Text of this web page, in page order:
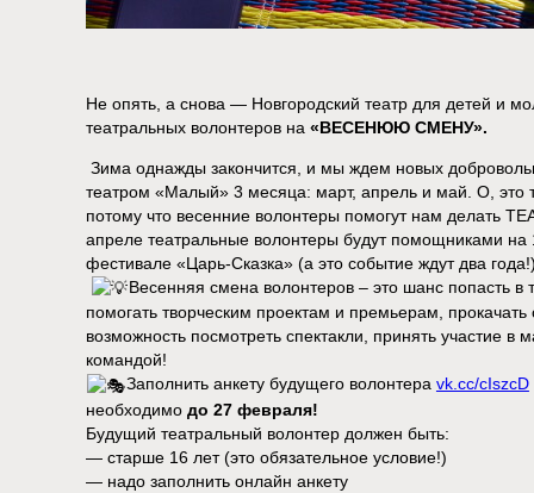
Не опять, а снова — Новгородский театр для детей и
театральных волонтеров на «ВЕСЕНЮЮ СМЕНУ».
Зима однажды закончится, и мы ждем новых
театром «Малый» 3 месяца: март, апрель и май. О, это
потому что весенние волонтеры помогут нам
апреле театральные волонтеры будут помощниками
фестивале «Царь-Сказка» (а это событие ждут два
Весенняя смена волонтеров – это шанс
помогать творческим проектам и премьерам,
возможность посмотреть спектакли, принять участие в
командой!
Заполнить анкету будущего волонтера vk.cc/cIszcD
необходимо до 27 февраля!
Будущий театральный волонтер должен быть:
— старше 16 лет (это обязательное условие!)
— надо заполнить онлайн анкету